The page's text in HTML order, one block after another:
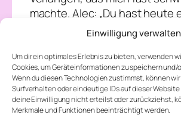
Einwilligung verwalten
Um dir ein optimales Erlebnis zu bieten, verwenden
Cookies, um Geräteinformationen zu speichern und/
Wenn du diesen Technologien zustimmst, können
Surfverhalten oder eindeutige IDs auf dieser
deine Einwilligung nicht erteilst oder zurückziehst,
Merkmale und Funktionen beeinträchtigt werden.
machte. Alec: „Du hast heute
getan, das eigentlich
hast Engel, Teufel und einen
besiegt. Die Welt wird ab
uns machen. Nicht nur auf
auf uns drei als Einheit.“
mir egal. Solange wir
können sie kommen.“ Philipp